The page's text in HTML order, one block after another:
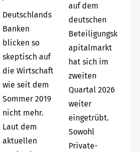
Deutschlands
Banken
blicken so
skeptisch auf
die Wirtschaft
wie seit dem
Sommer 2019
nicht mehr.
Laut dem
aktuellen
auf dem
deutschen
Beteiligungsk
apitalmarkt
hat sich im
zweiten
Quartal 2026
weiter
eingetrübt.
Sowohl
Private-